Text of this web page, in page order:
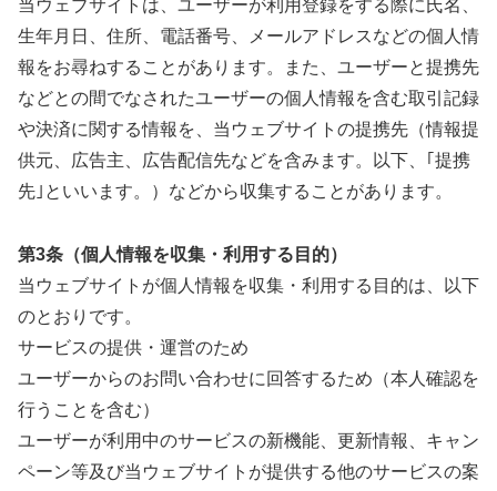
当ウェブサイトは、ユーザーが利用登録をする際に氏名、
生年月日、住所、電話番号、メールアドレスなどの個人情
報をお尋ねすることがあります。また、ユーザーと提携先
などとの間でなされたユーザーの個人情報を含む取引記録
や決済に関する情報を、当ウェブサイトの提携先（情報提
供元、広告主、広告配信先などを含みます。以下、｢提携
先｣といいます。）などから収集することがあります。
第3条（個人情報を収集・利用する目的）
当ウェブサイトが個人情報を収集・利用する目的は、以下
のとおりです。
サービスの提供・運営のため
ユーザーからのお問い合わせに回答するため（本人確認を
行うことを含む）
ユーザーが利用中のサービスの新機能、更新情報、キャン
ペーン等及び当ウェブサイトが提供する他のサービスの案